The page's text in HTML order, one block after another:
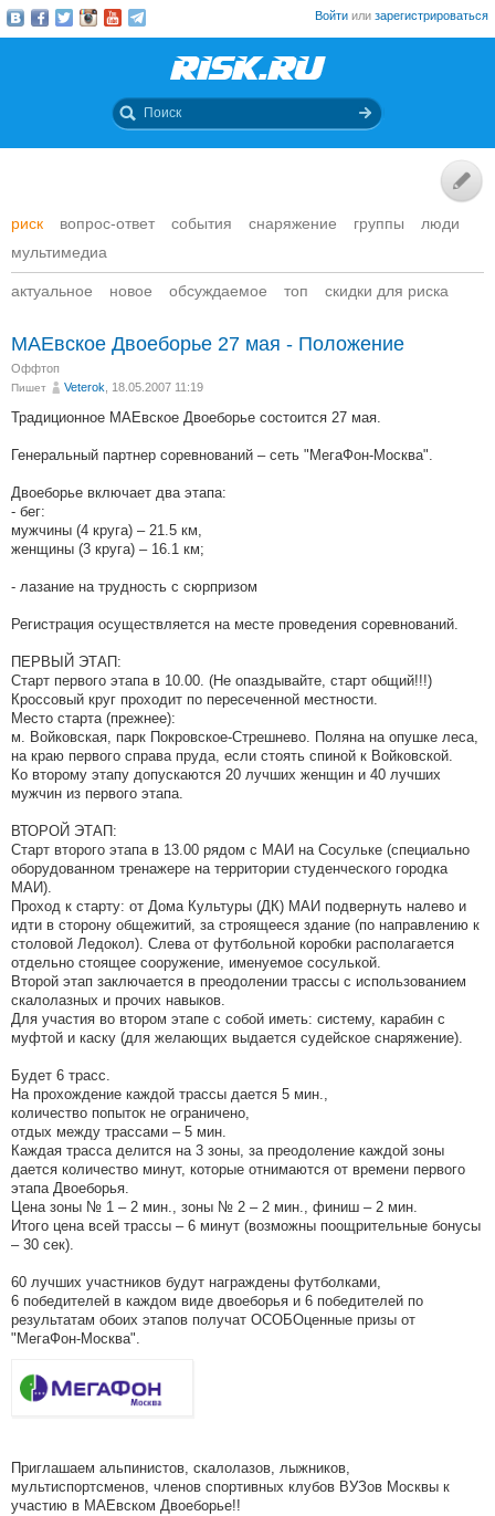
Войти или зарегистрироваться
риск вопрос-ответ события снаряжение группы
люди
мультимедиа
актуальное новое обсуждаемое топ скидки для риска
МАЕвское Двоеборье 27 мая - Положение
Оффтоп
Пишет Veterok , 18.05.2007 11:19
Традиционное МАЕвское Двоеборье состоится 27 мая.
Генеральный партнер соревнований – сеть "МегаФон-Москва".
Двоеборье включает два этапа:
- бег:
мужчины (4 круга) – 21.5 км,
женщины (3 круга) – 16.1 км;
- лазание на трудность с сюрпризом
Регистрация осуществляется на месте проведения соревнований.
ПЕРВЫЙ ЭТАП:
Старт первого этапа в 10.00. (Не опаздывайте, старт общий!!!)
Кроссовый круг проходит по пересеченной местности.
Место старта (прежнее):
м. Войковская, парк Покровское-Стрешнево. Поляна на опушке леса,
на краю первого справа пруда, если стоять спиной к Войковской.
Ко второму этапу допускаются 20 лучших женщин и 40 лучших
мужчин из первого этапа.
ВТОРОЙ ЭТАП:
Старт второго этапа в 13.00 рядом с МАИ на Сосульке (специально
оборудованном тренажере на территории студенческого городка
МАИ).
Проход к старту: от Дома Культуры (ДК) МАИ подвернуть налево и
идти в сторону общежитий, за строящееся здание (по направлению к
столовой Ледокол). Слева от футбольной коробки располагается
отдельно стоящее сооружение, именуемое сосулькой.
Второй этап заключается в преодолении трассы с использованием
скалолазных и прочих навыков.
Для участия во втором этапе с собой иметь: систему, карабин с
муфтой и каску (для желающих выдается судейское снаряжение).
Будет 6 трасс.
На прохождение каждой трассы дается 5 мин.,
количество попыток не ограничено,
отдых между трассами – 5 мин.
Каждая трасса делится на 3 зоны, за преодоление каждой зоны
дается количество минут, которые отнимаются от времени первого
этапа Двоеборья.
Цена зоны № 1 – 2 мин., зоны № 2 – 2 мин., финиш – 2 мин.
Итого цена всей трассы – 6 минут (возможны поощрительные бонусы
– 30 сек).
60 лучших участников будут награждены футболками,
6 победителей в каждом виде двоеборья и 6 победителей по
результатам обоих этапов получат ОСОБОценные призы от
"МегаФон-Москва".
Приглашаем альпинистов, скалолазов, лыжников,
мультиспортсменов, членов спортивных клубов ВУЗов Москвы к
участию в МАЕвском Двоеборье!!